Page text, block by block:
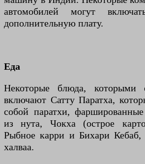
автомобилей могут
дополнительную плату.
Еда
Некоторые блюда, которыми
включают Сатту Паратха,
собой паратхи,
из нута, Чокха (острое
Рыбное карри и Бихари Кебаб,
халваа.